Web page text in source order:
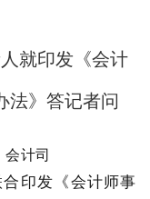
就印发《会计
法》答记者问
计司
印发《会计师事